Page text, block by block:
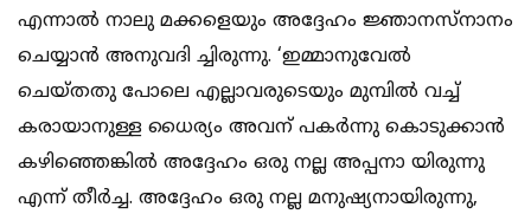
എന്നാല്‍ നാലു മക്കളെയും അദ്ദേഹം ജ്ഞാനസ്നാനം
ചെയ്യാന്‍ അനുവദി ച്ചിരുന്നു. ‘ഇമ്മാനുവേല്‍
ചെയ്തതു പോലെ എല്ലാവരുടെയും മുമ്പില്‍ വച്ച്
കരായാനുള്ള ധൈര്യം അവന് പകര്‍ന്നു കൊടുക്കാന്‍
കഴിഞ്ഞെങ്കില്‍ അദ്ദേഹം ഒരു നല്ല അപ്പനാ യിരുന്നു
എന്ന് തീര്‍ച്ച. അദ്ദേഹം ഒരു നല്ല മനുഷ്യനായിരുന്നു,